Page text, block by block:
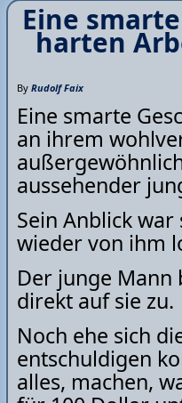
Eine
harten
By Rudolf Faix
Eine smarte
an ihrem
aussehender
Sein Anblick
wieder von ihm
Der junge
direkt auf sie zu.
Noch ehe sich
entschuldigen
alles, machen,